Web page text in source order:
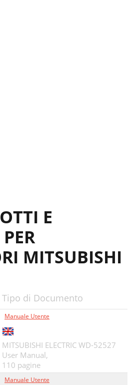
E
MITSUBISHI
Tipo di Documento
Manuale Utente
MITSUBISHI ELECTRIC WD-52527
User Manual,
110 pagine
Manuale Utente